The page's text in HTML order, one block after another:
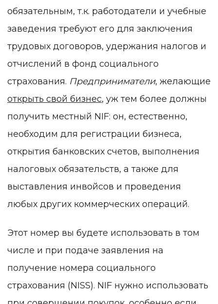
обязательным, т.к. работодатели и учебные
заведения требуют его для заключения
трудовых договоров, удержания налогов и
отчислений в фонд социального
страхования. Предприниматели, желающие
открыть свой бизнес, уж тем более должны
получить местный NIF: он, естественно,
необходим для регистрации бизнеса,
открытия банковских счетов, выполнения
налоговых обязательств, а также для
выставления инвойсов и проведения
любых других коммерческих операций.
Этот номер вы будете использовать в том
числе и при подаче заявления на
получение номера социального
страхования (NISS). NIF нужно использовать